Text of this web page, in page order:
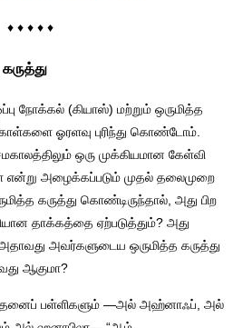
♦ ♦ ♦ ♦ ♦
நோக்கல் (கியாஸ்) மற்றும் ஒருமித்த
ஓரளவு புரிந்து கொண்டோம்.
ஒரு முக்கியமான கேள்வி
என்று அழைக்கப்படும் முதல் தலைமுறை
கருத்து கொண்டிருந்தால், அது பிற
தாக்கத்தை ஏற்படுத்தும்? அது
அவர்களுடைய ஒருமித்த கருத்து
ஆகுமா?
பள்ளிகளும் —அல் அஹ்னாஃப், அல்